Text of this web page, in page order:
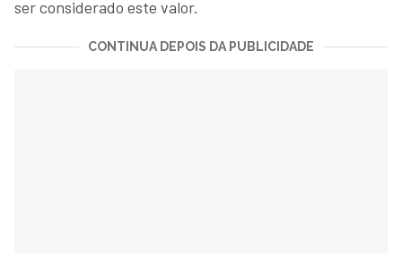
ser considerado este valor.
CONTINUA DEPOIS DA PUBLICIDADE